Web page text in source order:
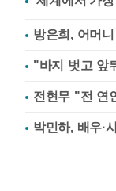
방은희, 어머
"바지 벗고 앞
전현무 "전 연
박민하, 배우·